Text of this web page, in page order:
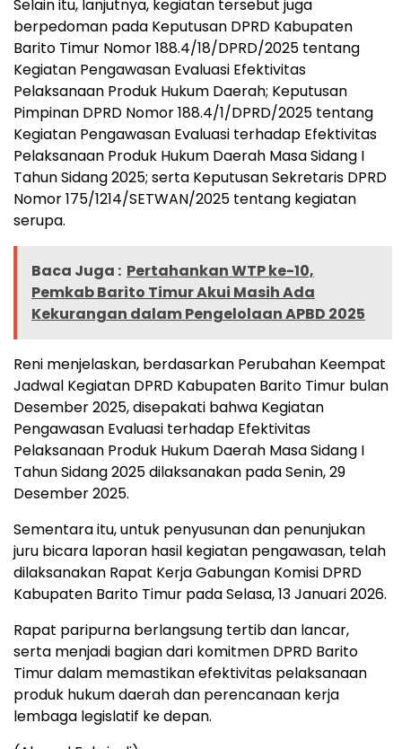
Selain itu, lanjutnya, kegiatan tersebut juga
berpedoman pada Keputusan DPRD Kabupaten
Barito Timur Nomor 188.4/18/DPRD/2025 tentang
Kegiatan Pengawasan Evaluasi Efektivitas
Pelaksanaan Produk Hukum Daerah; Keputusan
Pimpinan DPRD Nomor 188.4/1/DPRD/2025 tentang
Kegiatan Pengawasan Evaluasi terhadap Efektivitas
Pelaksanaan Produk Hukum Daerah Masa Sidang I
Tahun Sidang 2025; serta Keputusan Sekretaris DPRD
Nomor 175/1214/SETWAN/2025 tentang kegiatan
serupa.
Baca Juga : Pertahankan WTP ke-10,
Pemkab Barito Timur Akui Masih Ada
Kekurangan dalam Pengelolaan APBD 2025
Reni menjelaskan, berdasarkan Perubahan Keempat
Jadwal Kegiatan DPRD Kabupaten Barito Timur bulan
Desember 2025, disepakati bahwa Kegiatan
Pengawasan Evaluasi terhadap Efektivitas
Pelaksanaan Produk Hukum Daerah Masa Sidang I
Tahun Sidang 2025 dilaksanakan pada Senin, 29
Desember 2025.
Sementara itu, untuk penyusunan dan penunjukan
juru bicara laporan hasil kegiatan pengawasan, telah
dilaksanakan Rapat Kerja Gabungan Komisi DPRD
Kabupaten Barito Timur pada Selasa, 13 Januari 2026.
Rapat paripurna berlangsung tertib dan lancar,
serta menjadi bagian dari komitmen DPRD Barito
Timur dalam memastikan efektivitas pelaksanaan
produk hukum daerah dan perencanaan kerja
lembaga legislatif ke depan.